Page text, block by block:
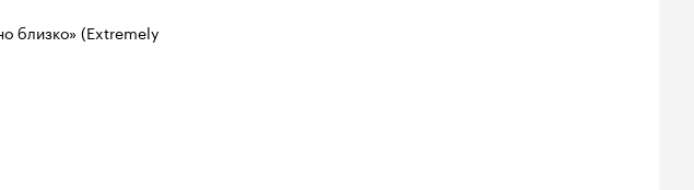
близко» (Extremely